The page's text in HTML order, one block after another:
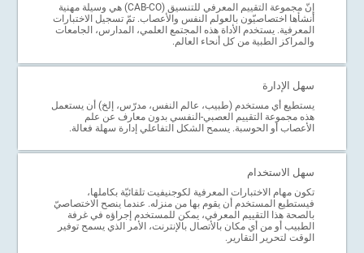
إنّ مجموعة التقييم المعرفي للتنسيق (CAB-CO) هي وسيلة مهنية
أنشأها اختصاصيّون بالعولم النفس والأعصاب. تمّ تسجيل الاختبارات
المعرفية. يستخدم الأداة هذه المجتمع العلمي، المدارس، الجامعات
والمراكز الطبية من كل أنحاء العالم.
سهل الإدارة
يستطيع أي مستخدم (طبيب، عالم النفس، مدرّس، إلخ) أن يستعمل
هذه مجموعة التقييم العصبي-النفسي بدون معارف عن علم
الأعصاب أو الحوسبة. يسمح الشكل التفاعلي إدارة سهلة فعالة.
سهل الاستخدام
تكون مهام الاختبارات المعرفية لكوجنيفيت تلقائيّة بكاملها،
فيستطيع المستخدم أن يقوم بها من منزله. عندما ينصح الاختصاصيّ
بالصحة هذا التقييم المعرفي، يمكن للمستخدم إجراؤه في غرفة
الطبيب أو من أي مكان بالأتصال بالإنترنت، الأمر الذي يسمح توفير
الوقت لتحرير التقارير.